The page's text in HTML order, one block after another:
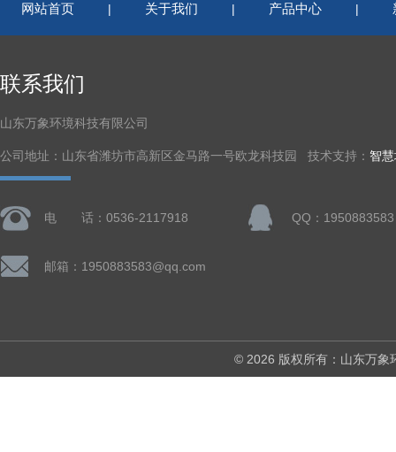
网站首页 | 关于我们 | 产品中心 |
联系我们
山东万象环境科技有限公司
公司地址：山东省潍坊市高新区金马路一号欧龙科技园 技术支持： 智
电 话：0536-2117918 QQ：1950883583
邮箱：1950883583@qq.com
© 2026 版权所有：山东万